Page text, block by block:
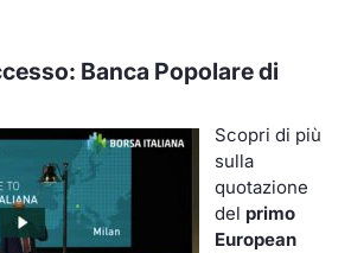
Banca Popolare di
Scopri di più
sulla
quotazione
del primo
European